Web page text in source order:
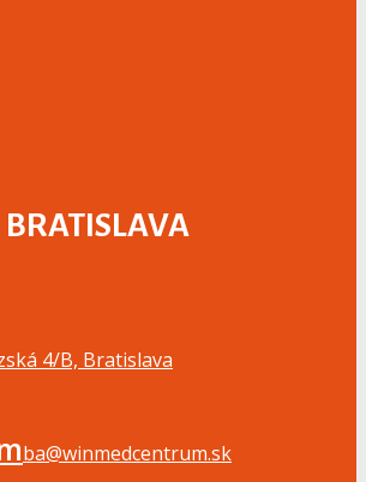
BRATISLAVA
4/B, Bratislava
ba@winmedcentrum.sk